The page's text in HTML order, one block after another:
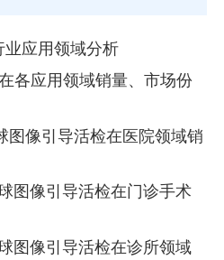
业应用领域分析
各应用领域销量、市场份
图像引导活检在医院领域销
图像引导活检在门诊手术
图像引导活检在诊所领域